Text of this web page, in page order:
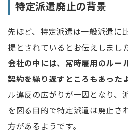
特定派遣廃止の背景
先ほど、特定派遣は一般派遣に
提とされているとお伝えしまし
会社の中には、常時雇用のルー
契約を繰り返すところもあった
ル違反の広がりが一因となり、
を図る目的で特定派遣は廃止さ
方があるようです。